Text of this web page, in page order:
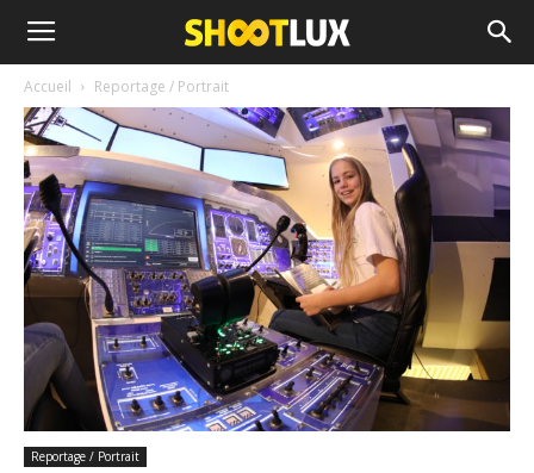
Accueil Reportage / Portrait
Reportage / Portrait